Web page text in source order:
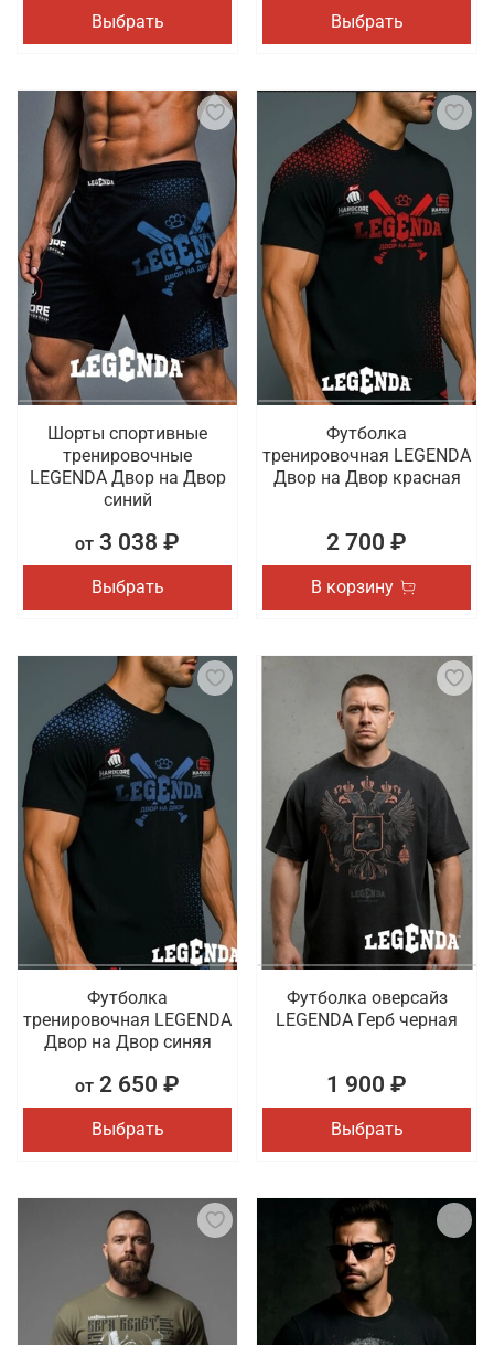
Выбрать Выбрать
Шорты спортивные
тренировочные
LEGENDA Двор на Двор
синий
от 3 038 ₽
Выбрать
Футболка
тренировочная LEGENDA
Двор на Двор красная
2 700 ₽
В корзину
Футболка
тренировочная LEGENDA
Двор на Двор синяя
от 2 650 ₽
Выбрать
Футболка оверсайз
LEGENDA Герб черная
1 900 ₽
Выбрать